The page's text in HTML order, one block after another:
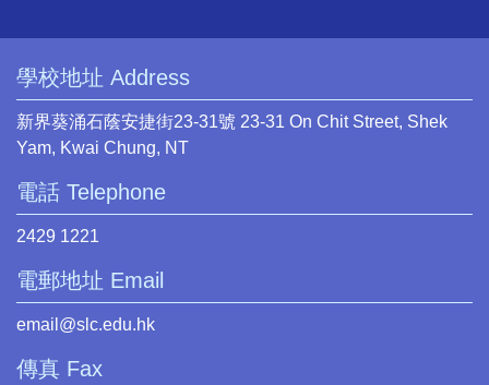
學校地址 Address
新界葵涌石蔭安捷街23-31號 23-31 On Chit Street, Shek
Yam, Kwai Chung, NT
電話 Telephone
2429 1221
電郵地址 Email
email@slc.edu.hk
傳真 Fax